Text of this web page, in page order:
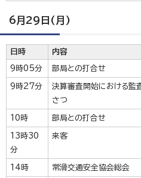
6月29日(月)
日時 内容
9時05分 部局との打合せ
9時27分
決算審査開始における監
さつ
10時 部局との打合せ
13時30
分
来客
14時 常滑交通安全協会総会